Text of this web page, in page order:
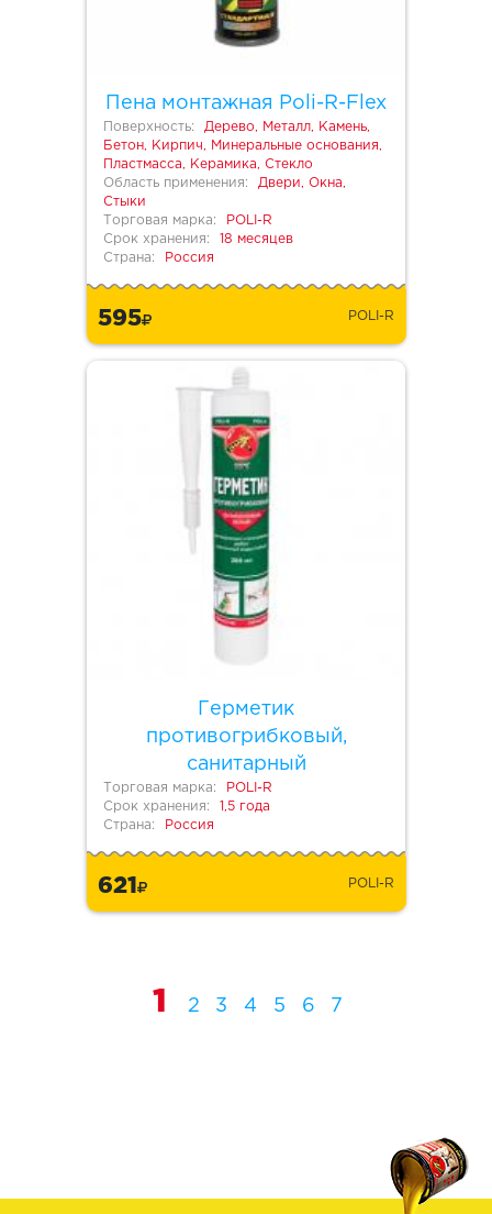
Пена монтажная Poli-R-Flex
Поверхность:
Дерево, Металл, Камень,
Бетон, Кирпич, Минеральные основания,
Пластмасса, Керамика, Стекло
Область применения:
Двери, Окна,
Стыки
Торговая марка:
POLI-R
Срок хранения:
18 месяцев
Страна:
Россия
595 POLI-R
Герметик
противогрибковый,
санитарный
Торговая марка:
POLI-R
Срок хранения:
1,5 года
Страна:
Россия
621 POLI-R
1 2 3 4 5 6 7